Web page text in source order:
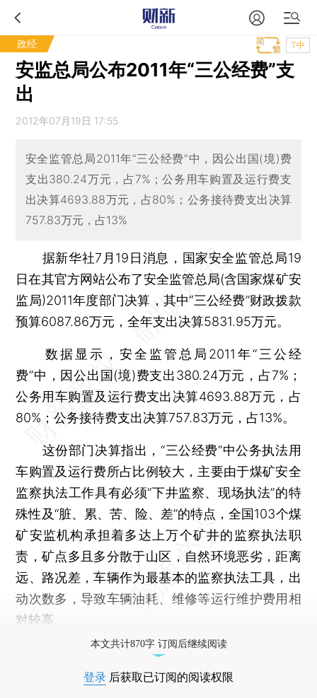
政经 T中
安监总局公布2011年“三公经费”支
出
2012年07月19日 17:55
安全监管总局2011年“三公经费”中，因公出国(境)费
支出380.24万元，占7%；公务用车购置及运行费支
出决算4693.88万元，占80%；公务接待费支出决算
757.83万元，占13%
据新华社7月19日消息，国家安全监管总局19
日在其官方网站公布了安全监管总局(含国家煤矿安
监局)2011年度部门决算，其中“三公经费”财政拨款
预算6087.86万元，全年支出决算5831.95万元。
数据显示，安全监管总局2011年“三公经
费”中，因公出国(境)费支出380.24万元，占7%；
公务用车购置及运行费支出决算4693.88万元，占
80%；公务接待费支出决算757.83万元，占13%。
这份部门决算指出，“三公经费”中公务执法用
车购置及运行费所占比例较大，主要由于煤矿安全
监察执法工作具有必须“下井监察、现场执法”的特
殊性及“脏、累、苦、险、差”的特点，全国103个煤
矿安监机构承担着多达上万个矿井的监察执法职
责，矿点多且多分散于山区，自然环境恶劣，距离
远、路况差，车辆作为最基本的监察执法工具，出
动次数多，导致车辆油耗、维修等运行维护费用相
对较高。
本文共计870字 订阅后继续阅读
登录 后获取已订阅的阅读权限